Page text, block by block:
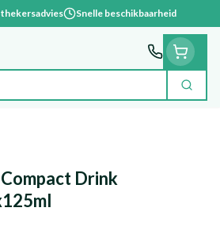
Snelle beschikbaarheid
Zoek
Drink